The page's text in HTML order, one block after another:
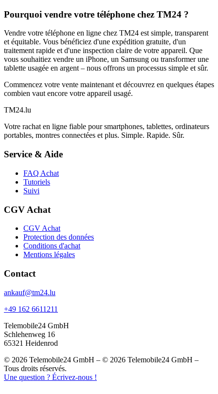
Pourquoi vendre votre téléphone chez TM24 ?
Vendre votre téléphone en ligne chez TM24 est simple, transparent
et équitable. Vous bénéficiez d'une expédition gratuite, d'un
traitement rapide et d'une inspection claire de votre appareil. Que
vous souhaitiez vendre un iPhone, un Samsung ou transformer une
tablette usagée en argent – nous offrons un processus simple et sûr.
Commencez votre vente maintenant et découvrez en quelques étapes
combien vaut encore votre appareil usagé.
TM24.lu
Votre rachat en ligne fiable pour smartphones, tablettes, ordinateurs
portables, montres connectées et plus. Simple. Rapide. Sûr.
Service & Aide
FAQ Achat
Tutoriels
Suivi
CGV Achat
CGV Achat
Protection des données
Conditions d'achat
Mentions légales
Contact
ankauf@tm24.lu
+49 162 6611211
Telemobile24 GmbH
Schlehenweg 16
65321 Heidenrod
© 2026 Telemobile24 GmbH – © 2026 Telemobile24 GmbH –
Tous droits réservés.
Une question ? Écrivez-nous !